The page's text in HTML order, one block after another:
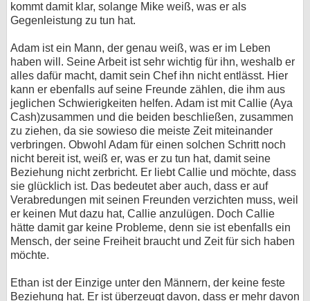
kommt damit klar, solange Mike weiß, was er als
Gegenleistung zu tun hat.
Adam ist ein Mann, der genau weiß, was er im Leben
haben will. Seine Arbeit ist sehr wichtig für ihn, weshalb er
alles dafür macht, damit sein Chef ihn nicht entlässt. Hier
kann er ebenfalls auf seine Freunde zählen, die ihm aus
jeglichen Schwierigkeiten helfen. Adam ist mit Callie (Aya
Cash)zusammen und die beiden beschließen, zusammen
zu ziehen, da sie sowieso die meiste Zeit miteinander
verbringen. Obwohl Adam für einen solchen Schritt noch
nicht bereit ist, weiß er, was er zu tun hat, damit seine
Beziehung nicht zerbricht. Er liebt Callie und möchte, dass
sie glücklich ist. Das bedeutet aber auch, dass er auf
Verabredungen mit seinen Freunden verzichten muss, weil
er keinen Mut dazu hat, Callie anzulügen. Doch Callie
hätte damit gar keine Probleme, denn sie ist ebenfalls ein
Mensch, der seine Freiheit braucht und Zeit für sich haben
möchte.
Ethan ist der Einzige unter den Männern, der keine feste
Beziehung hat. Er ist überzeugt davon, dass er mehr davon